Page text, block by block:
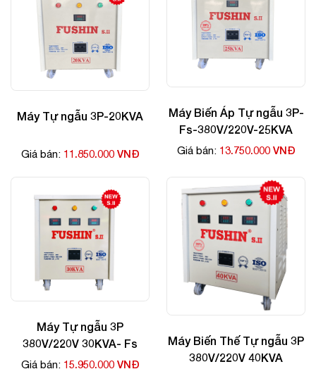
Máy Tự ngẫu 3P-20KVA
Giá bán: 11.850.000 VNĐ
Máy Biến Áp Tự ngẫu 3P-
Fs-380V/220V-25KVA
Giá bán: 13.750.000 VNĐ
Máy Tự ngẫu 3P
380V/220V 30KVA- Fs
Giá bán: 15.950.000 VNĐ
Máy Biến Thế Tự ngẫu 3P
380V/220V 40KVA